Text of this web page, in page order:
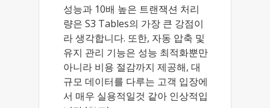
성능과 10배 높은 트랜잭션 처리
량은 S3 Tables의 가장 큰 강점이
라 생각합니다. 또한, 자동 압축 및
유지 관리 기능은 성능 최적화뿐만
아니라 비용 절감까지 제공해, 대
규모 데이터를 다루는 고객 입장에
서 매우 실용적일것 같아 인상적입